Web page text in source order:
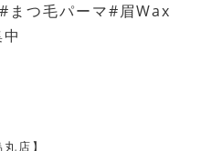
まつ毛パーマ#眉Wax
店】